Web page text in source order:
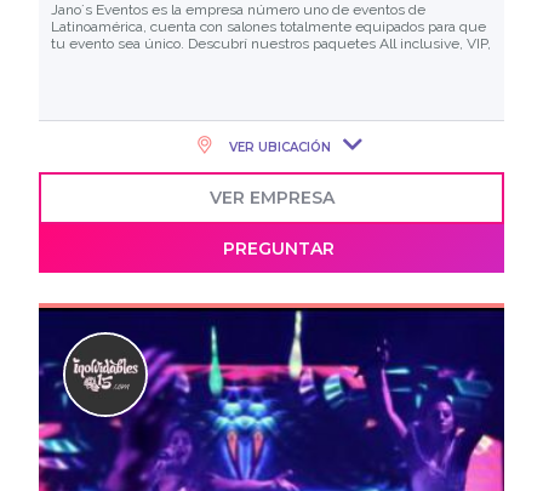
Jano´s Eventos es la empresa número uno de eventos de
Latinoamérica, cuenta con salones totalmente equipados para que
tu evento sea único. Descubrí nuestros paquetes All inclusive, VIP,
VER UBICACIÓN
VER EMPRESA
PREGUNTAR